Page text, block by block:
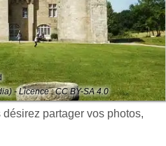
- Licence : CC BY-SA 4.0
partager vos photos,